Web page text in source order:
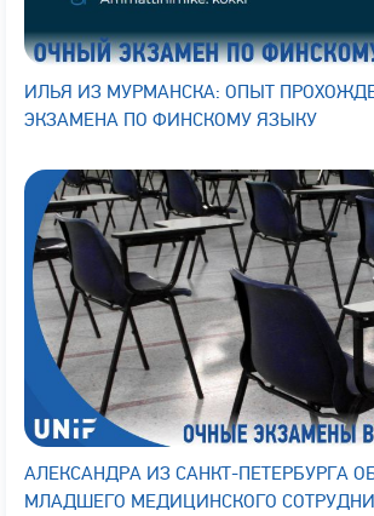
ИЛЬЯ ИЗ МУРМАНСКА: ОПЫТ
ЭКЗАМЕНА ПО ФИНСКОМУ ЯЗЫКУ
АЛЕКСАНДРА ИЗ САНКТ-ПЕТЕРБУРГА
МЛАДШЕГО МЕДИЦИНСКОГО